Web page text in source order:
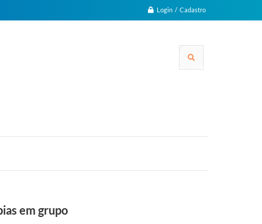
Login / Cadastro
em grupo